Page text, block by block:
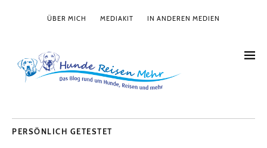
ÜBER MICH MEDIAKIT IN ANDEREN MEDIEN
PERSÖNLICH GETESTET